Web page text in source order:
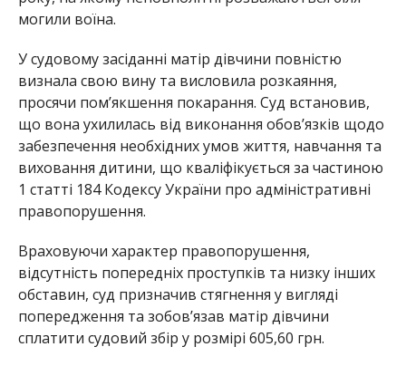
могили воїна.
У судовому засіданні матір дівчини повністю
визнала свою вину та висловила розкаяння,
просячи пом’якшення покарання. Суд встановив,
що вона ухилилась від виконання обов’язків щодо
забезпечення необхідних умов життя, навчання та
виховання дитини, що кваліфікується за частиною
1 статті 184 Кодексу України про адміністративні
правопорушення.
Враховуючи характер правопорушення,
відсутність попередніх проступків та низку інших
обставин, суд призначив стягнення у вигляді
попередження та зобов’язав матір дівчини
сплатити судовий збір у розмірі 605,60 грн.